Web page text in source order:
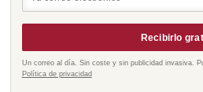
Recibirlo
Un correo al día. Sin coste y sin publicidad invasiva.
Política de privacidad